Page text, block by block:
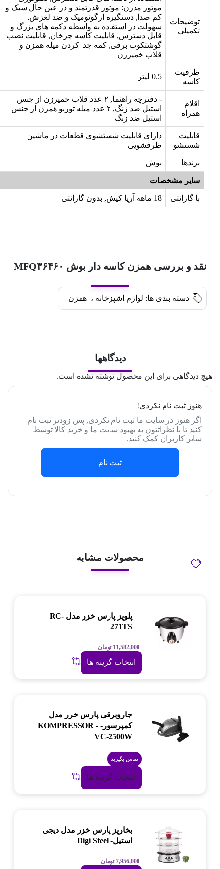
توضیحات
تکمیلی
موتور مدرن: موتور قدرتمند و در عین حال سبک و
کم صدا, دستگیره ارگونومیک و ضد لغزش,
سهولت در استفاده به واسطه دکمه های بزرگ و
قابل دسترس, قابلیت کاسه چرخان, قابلیت نصب
گوشتکوب برقی, کمه جدا کردن میله همزن و
قلاب خمیرزن
ظرفیت
کاسه
0.5 لیتر
اقلام
همراه
- دفترچه راهنما, ۲ عدد قلاب خمیرزن از جنس
استیل ضد زنگ, ۲ عدد میله توربو همزن از جنس
استیل ضد زنگ
قابلیت
شستشو
دارای قابلیت شستشوی قطعات در ماشین
ظرفشویی
برندها بوش
سایر مشخصات
با گارانتی 18 ماهه آریا کیش, بدون گارانتی
نقد و بررسی همزن کاسه دار بوش MFQ۳۶۴۶۰
دسته بندی ها: لوازم اشپزخانه ، همزن
دیدگاهها
هیچ دیدگاهی برای این محصول نوشته نشده است.
هنوز ثبت نام نکردی!
اگر هنوز در سایت ما ثبت نام نکردی, پس زودتر ثبت نام
کنید تا با نظراتتون به بهبود سایت ما و خرید کالا توسط
سایر کاربران کمک کنید.
ثبت نام
محصولات مشابه
پلوپز پارس خزر مدل RC-
271TS
11,582,000 تومان
انتخاب گزینه ها
جاروبرقی پارس خزر مدل
کمپرسور- KOMPRESSOR -
VC-2500W
تماس بگیرید
انتخاب گزینه ها
بخارپز پارس خزر مدل دیجی
استیل- Digi Steel
7,956,000 تومان